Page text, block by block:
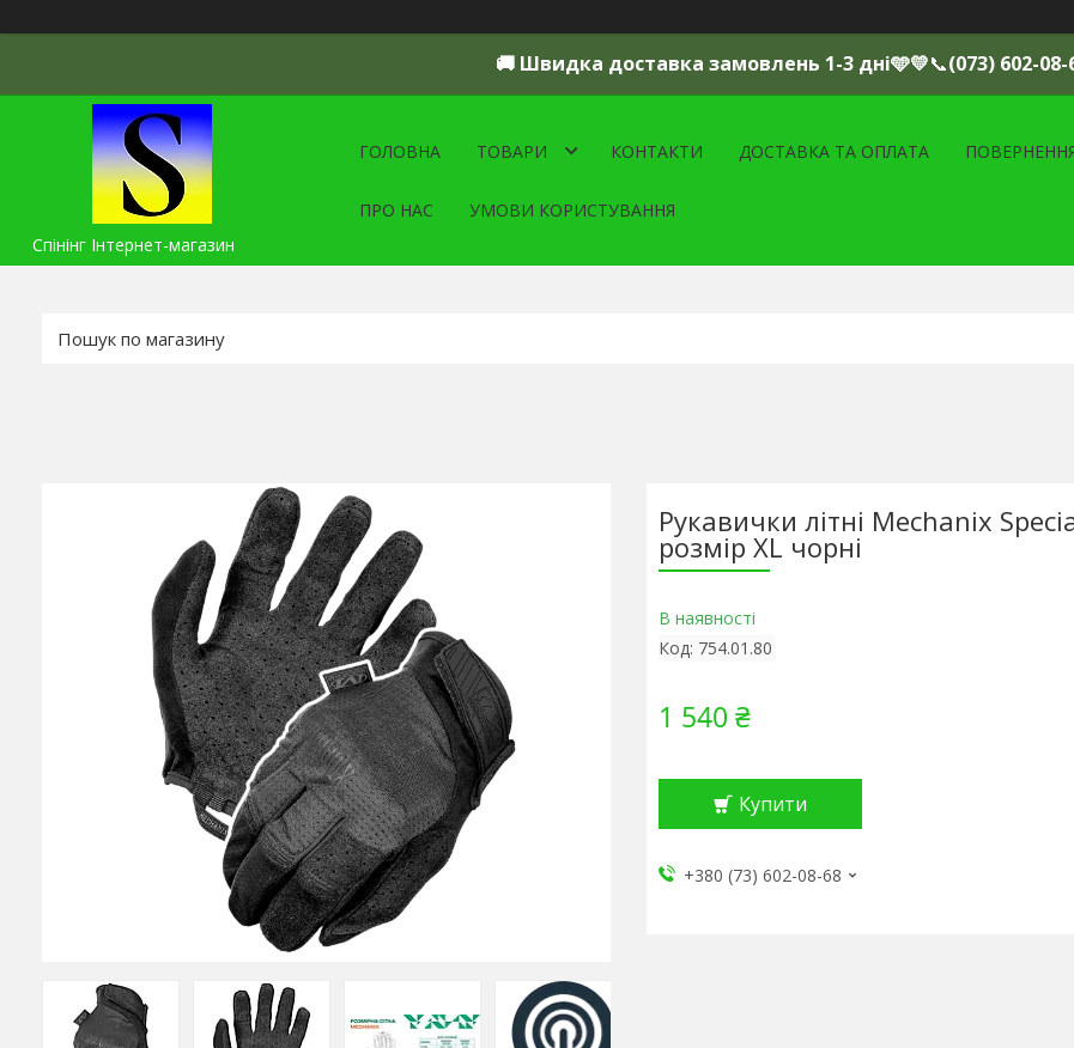
🚚 Швидка доставка замовлень 1-3 дні🩵💛📞(073) 602-08-
Спінінг Інтернет-магазин
ГОЛОВНА ТОВАРИ КОНТАКТИ ДОСТАВКА ТА ОПЛАТА
ПРО НАС УМОВИ КОРИСТУВАННЯ
Рукавички літні Mechanix
розмір XL чорні
В наявності
Код: 754.01.80
1 540 ₴
Купити
+380 (73) 602-08-68